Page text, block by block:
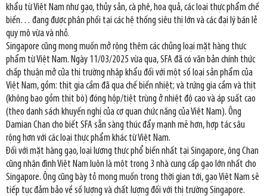
khẩu từ Việt Nam như gạo, thủy sản, cà phê, hoa quả, các loại thực phẩm chế
biến… đang được phân phối tại các hệ thống siêu thị lớn và các đại lý bán lẻ
quy mô vừa và nhỏ.
Singapore cũng mong muốn mở rộng thêm các chủng loại mặt hàng thực
phẩm từ Việt Nam. Ngày 11/03/2025 vừa qua, SFA đã có văn bản chính thức
chấp thuận mở cửa thị trường nhập khẩu đối với một số loại sản phẩm của
Việt Nam, gồm: thịt gia cầm đã qua chế biến nhiệt; và trứng gia cầm và thịt
(không bao gồm thịt bò) đóng hộp/tiệt trùng ở nhiệt độ cao và áp suất cao
(theo danh sách khuyến nghị của cơ quan chức năng của Việt Nam). Ông
Damian Chan cho biết SFA sẵn sàng thúc đẩy mạnh mẽ hơn, hợp tác sâu
rộng hơn với các loại thực phẩm khác từ Việt Nam.
Đối với mặt hàng gạo, loại lương thực phổ biến nhất tại Singapore, ông Chan
cũng nhận định Việt Nam luôn là một trong 3 nhà cung cấp gạo lớn nhất cho
Singapore. Ông cũng bày tỏ mong muốn trong thời gian tới, gạo Việt Nam sẽ
tiếp tục đảm bảo về số lượng và chất lượng đối với thị trường Singapore.